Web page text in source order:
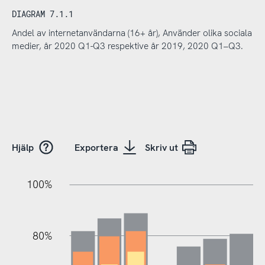
DIAGRAM 7.1.1
Andel av internetanvändarna (16+ år), Använder olika sociala
medier, år 2020 Q1-Q3 respektive år 2019, 2020 Q1–Q3.
Hjälp Exportera Skriv ut
100%
80%